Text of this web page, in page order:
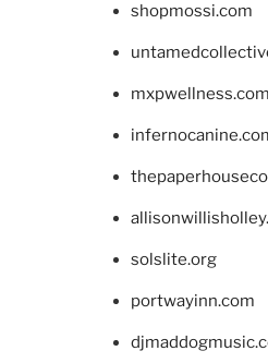
shopmossi.com
mxpwellness.com
solslite.org
portwayinn.com